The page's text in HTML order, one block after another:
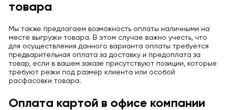
товара
Мы также предлагаем возможность оплаты наличными на
месте выгрузки товара. В этом случае важно учесть, что
для осуществления данного варианта оплаты требуется
предварительная оплата за доставку и предоплата за
товар, если в вашем заказе присутствуют позиции, которые
требуют резки под размер клиента или особой
расфасовки товара.
Оплата картой в офисе компании